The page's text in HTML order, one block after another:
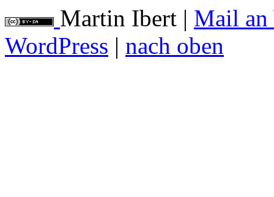
Martin Ibert | Mail an
WordPress | nach oben